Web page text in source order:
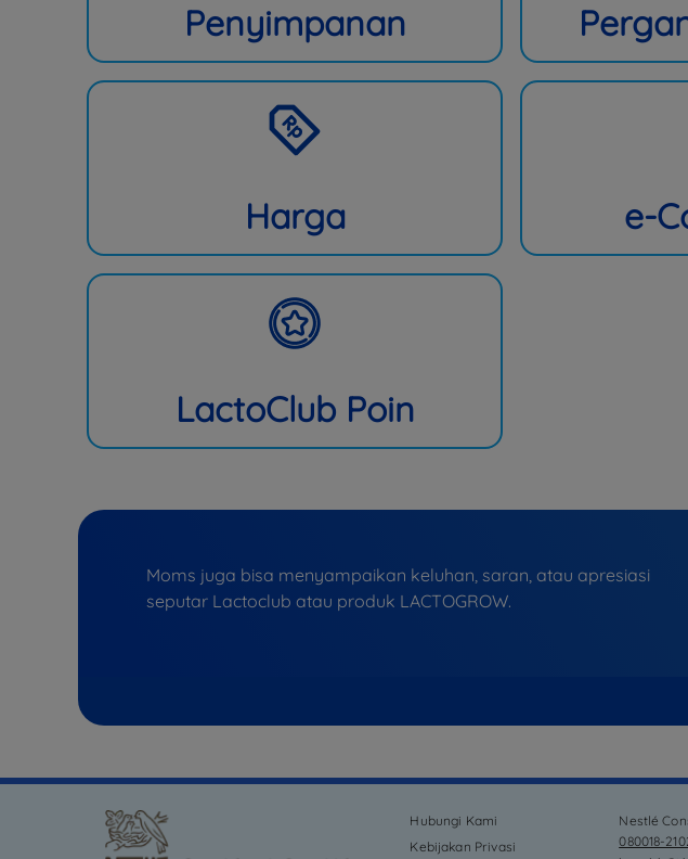
Penyimpanan
Harga e-
LactoClub Poin
Moms juga bisa menyampaikan keluhan, saran, atau apresiasi
seputar Lactoclub atau produk LACTOGROW.
Nestlé
080018-
Hubungi Kami
Kebijakan Privasi